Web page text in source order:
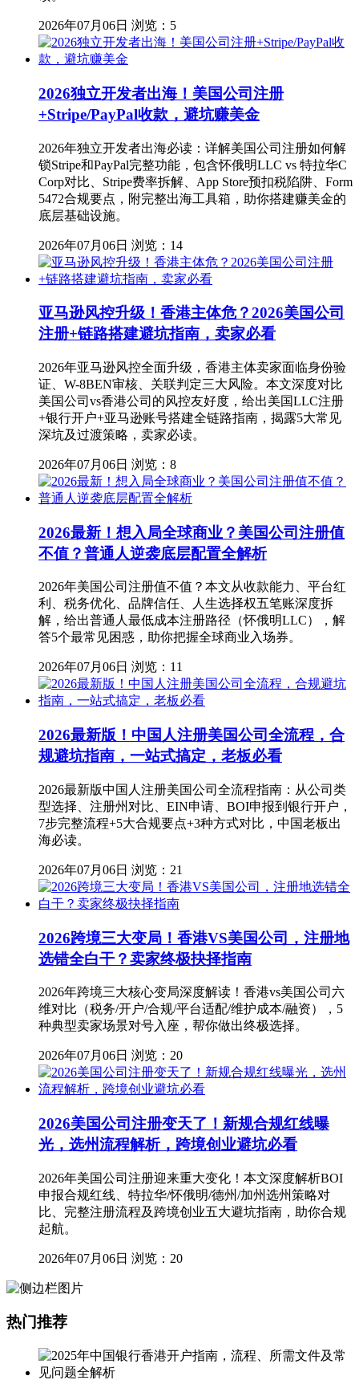
2026年07月06日 浏览：5
2026独立开发者出海！美国公司注册
+Stripe/PayPal收款，避坑赚美金
2026年独立开发者出海必读：详解美国公司注册如何解
锁Stripe和PayPal完整功能，包含怀俄明LLC vs 特拉华C
Corp对比、Stripe费率拆解、App Store预扣税陷阱、Form
5472合规要点，附完整出海工具箱，助你搭建赚美金的
底层基础设施。
2026年07月06日 浏览：14
亚马逊风控升级！香港主体危？2026美国公司
注册+链路搭建避坑指南，卖家必看
2026年亚马逊风控全面升级，香港主体卖家面临身份验
证、W-8BEN审核、关联判定三大风险。本文深度对比
美国公司vs香港公司的风控友好度，给出美国LLC注册
+银行开户+亚马逊账号搭建全链路指南，揭露5大常见
深坑及过渡策略，卖家必读。
2026年07月06日 浏览：8
2026最新！想入局全球商业？美国公司注册值
不值？普通人逆袭底层配置全解析
2026年美国公司注册值不值？本文从收款能力、平台红
利、税务优化、品牌信任、人生选择权五笔账深度拆
解，给出普通人最低成本注册路径（怀俄明LLC），解
答5个最常见困惑，助你把握全球商业入场券。
2026年07月06日 浏览：11
2026最新版！中国人注册美国公司全流程，合
规避坑指南，一站式搞定，老板必看
2026最新版中国人注册美国公司全流程指南：从公司类
型选择、注册州对比、EIN申请、BOI申报到银行开户，
7步完整流程+5大合规要点+3种方式对比，中国老板出
海必读。
2026年07月06日 浏览：21
2026跨境三大变局！香港VS美国公司，注册地
选错全白干？卖家终极抉择指南
2026年跨境三大核心变局深度解读！香港vs美国公司六
维对比（税务/开户/合规/平台适配/维护成本/融资），5
种典型卖家场景对号入座，帮你做出终极选择。
2026年07月06日 浏览：20
2026美国公司注册变天了！新规合规红线曝
光，选州流程解析，跨境创业避坑必看
2026年美国公司注册迎来重大变化！本文深度解析BOI
申报合规红线、特拉华/怀俄明/德州/加州选州策略对
比、完整注册流程及跨境创业五大避坑指南，助你合规
起航。
2026年07月06日 浏览：20
热门推荐